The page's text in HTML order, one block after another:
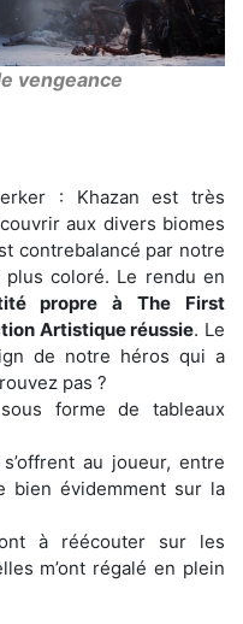
vengeance
: Khazan est très
aux divers biomes
contrebalancé par notre
coloré. Le rendu en
propre à The First
Artistique réussie. Le
de notre héros qui a
pas ?
forme de tableaux
au joueur, entre
bien évidemment sur la
à réécouter sur les
m’ont régalé en plein